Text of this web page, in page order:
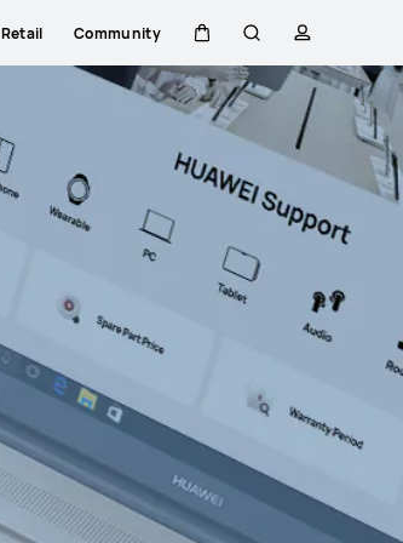
Retail Community
Warenkorb
Sucheprofil